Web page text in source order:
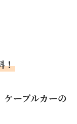
！
ケーブルカーの